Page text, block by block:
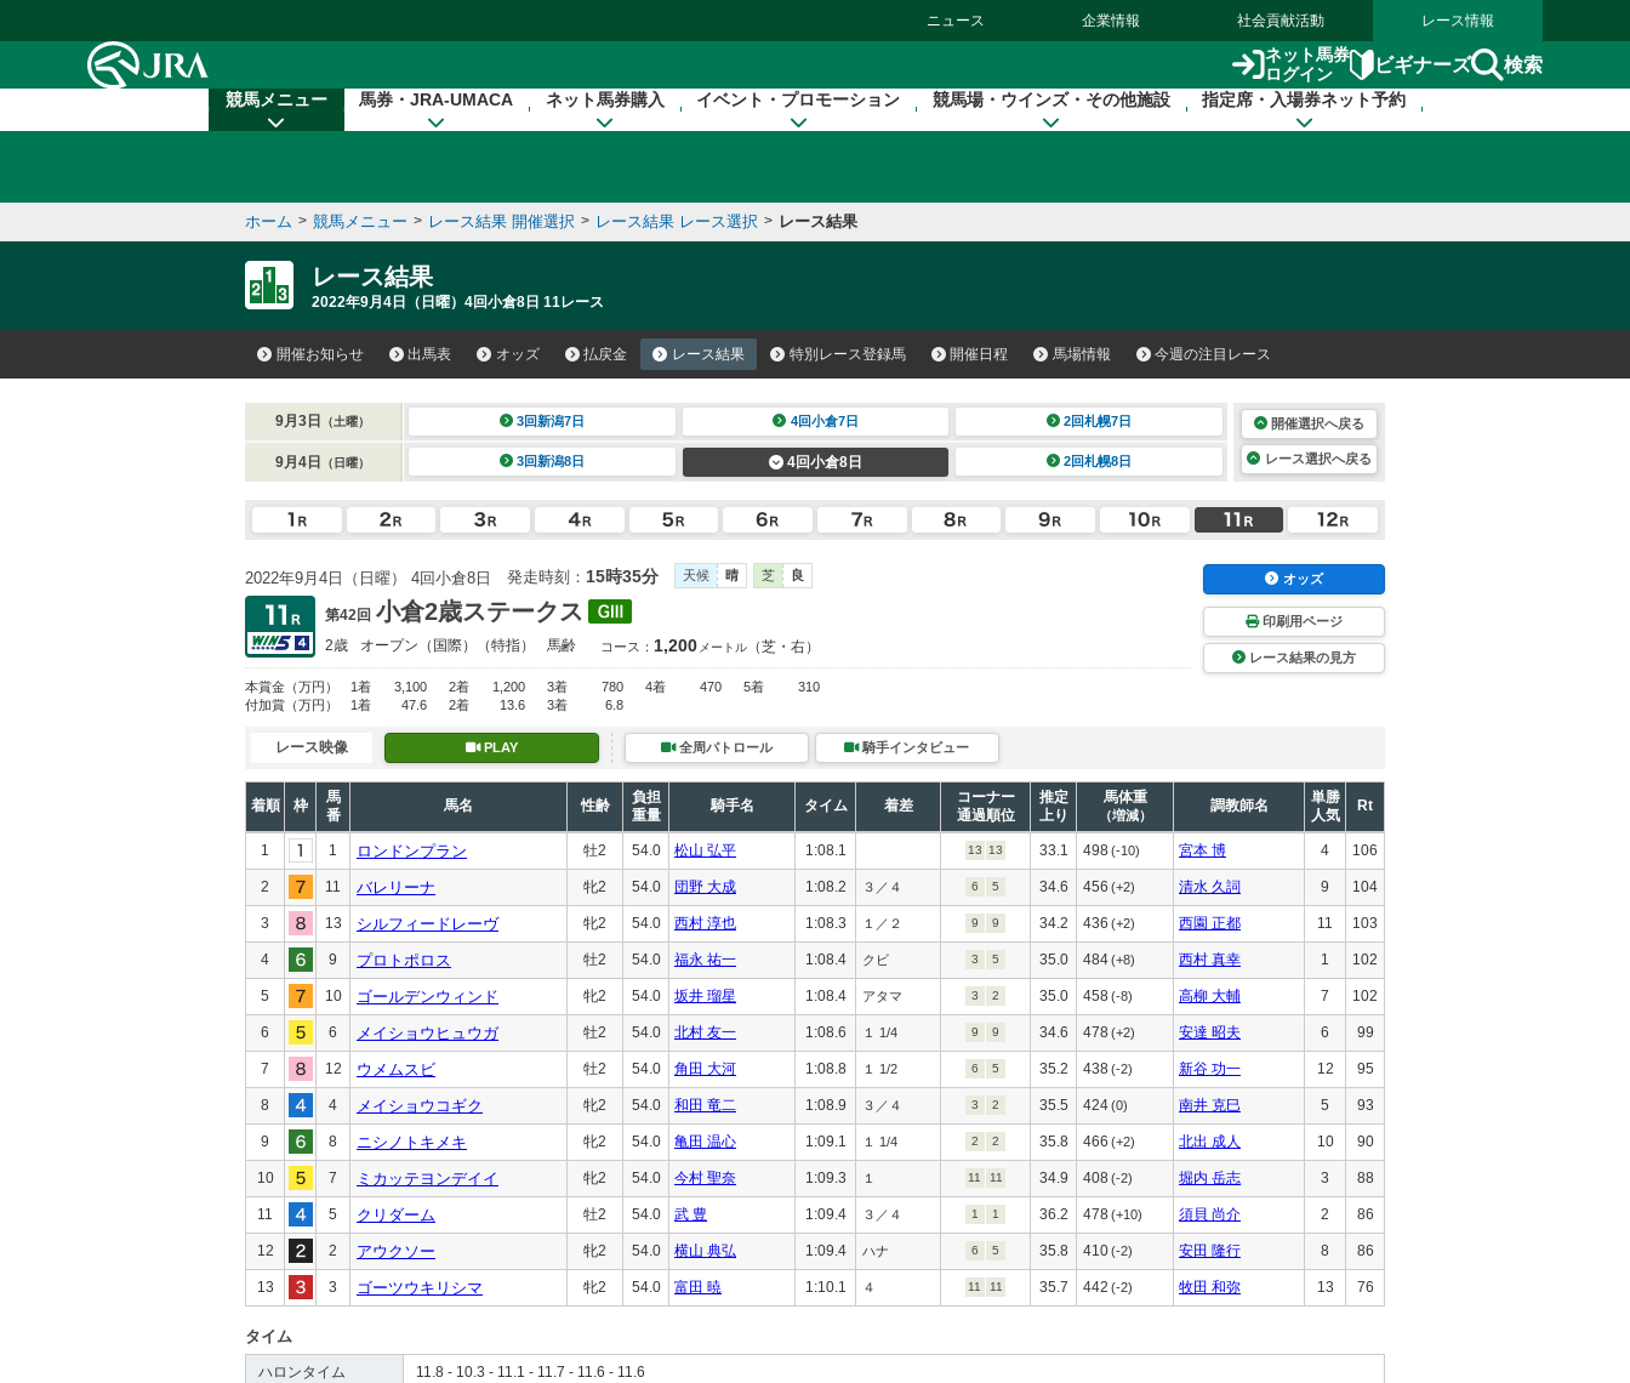
ニュース 企業情報 社会貢献活動 レース情報
ネット馬券
ログイン
ビギナーズ 検索
競馬メニュー 馬券・JRA-UMACA ネット馬券購入 イベント・プロモーション 競馬場・ウインズ・その他施設 指定席・入場券ネット予約
ホーム > 競馬メニュー > レース結果 開催選択 > レース結果 レース選択 > レース結果
レース結果
2022年9月4日（日曜）4回小倉8日 11レース
開催お知らせ 出馬表 オッズ 払戻金 レース結果 特別レース登録馬 開催日程 馬場情報 今週の注目レース
9月3日 （土曜） 3回新潟7日 4回小倉7日 2回札幌7日
9月4日 （日曜） 3回新潟8日 4回小倉8日 2回札幌8日
開催選択へ戻る
レース選択へ戻る
2022年9月4日（日曜） 4回小倉8日 発走時刻： 15時35分 天候 晴 芝 良
第42回 小倉2歳ステークス
2歳 オープン （国際）（特指） 馬齢 コース： 1,200 メートル （芝・右）
本賞金 （万円） 1着 3,100 2着 1,200 3着 780 4着 470 5着
310
付加賞 （万円） 1着 47.6 2着 13.6 3着 6.8
オッズ
印刷用ページ
レース結果の見方
レース映像 PLAY 全周パトロール 騎手インタビュー
着順 枠
馬
番
馬名 性齢
負担
重量
騎手名 タイム 着差
コーナー
通過順位
推定
上り
馬体重
（増減）
調教師名
単勝
人気
Rt
1 1 ロンドンプラン 牡2 54.0 松山 弘平 1:08.1 13 13 33.1 498(-10) 宮本 博 4 106
2 11 バレリーナ 牝2 54.0 団野 大成 1:08.2 ３／４ 6 5 34.6 456 (+2) 清水 久詞 9 104
3 13 シルフィードレーヴ 牝2 54.0 西村 淳也 1:08.3 １／２ 9 9 34.2 436 (+2) 西園 正都 11 103
4 9 プロトポロス 牡2 54.0 福永 祐一 1:08.4 クビ 3 5 35.0 484(+8) 西村 真幸 1 102
5 10 ゴールデンウィンド 牝2 54.0 坂井 瑠星 1:08.4 アタマ 3 2 35.0 458(-8) 高柳 大輔 7 102
6 6 メイショウヒュウガ 牡2 54.0 北村 友一 1:08.6 １ 1/4 9 9 34.6 478 (+2) 安達 昭夫 6 99
7 12 ウメムスビ 牡2 54.0 角田 大河 1:08.8 １ 1/2 6 5 35.2 438(-2) 新谷 功一 12 95
8 4 メイショウコギク 牝2 54.0 和田 竜二 1:08.9 ３／４ 3 2 35.5 424(0) 南井 克巳 5 93
9 8 ニシノトキメキ 牝2 54.0 亀田 温心 1:09.1 １ 1/4 2 2 35.8 466 (+2) 北出 成人 10 90
10 7 ミカッテヨンデイイ 牝2 54.0 今村 聖奈 1:09.3 １ 11 11 34.9 408 (-2) 堀内 岳志 3 88
11 5 クリダーム 牡2 54.0 武 豊 1:09.4 ３／４ 1 1 36.2 478(+10) 須貝 尚介 2 86
12 2 アウクソー 牝2 54.0 横山 典弘 1:09.4 ハナ 6 5 35.8 410(-2) 安田 隆行 8 86
13 3 ゴーツウキリシマ 牝2 54.0 富田 暁 1:10.1 ４ 11 11 35.7 442 (-2) 牧田 和弥 13 76
タイム
ハロンタイム 11.8 - 10.3 - 11.1 - 11.7 - 11.6 - 11.6